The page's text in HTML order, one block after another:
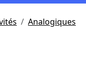
Analogiques